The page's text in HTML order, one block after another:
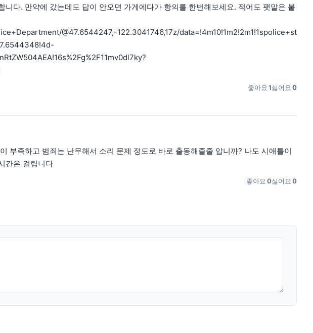
다. 만약에 갔는데도 답이 안오면 가게에다가 항의를 한번해보세요. 적어도 팻말은 붙
@47.6544247,-122.3041746,17z/data=!4m10!1m2!2m1!1spolice+st
좋아요 1싫어요 0
족하고 범죄는 난무해서 소리 문제 정도로 바로 출동해줄줄 압니까? 나도 시애틀이
간은 걸립니다
좋아요 0싫어요 0